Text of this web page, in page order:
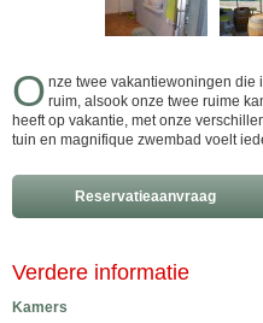
O nze twee vakantiewoningen die
ruim, alsook onze twee ruime
heeft op vakantie, met onze
tuin en magnifique zwembad voelt
Reservatieaanvraag
Verdere informatie
Kamers